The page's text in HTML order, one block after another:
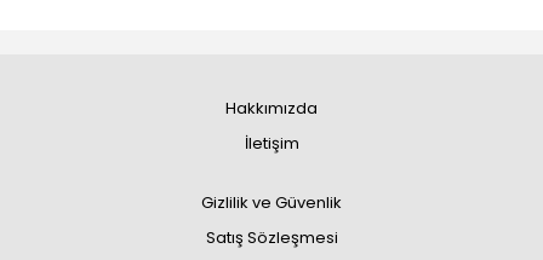
Hakkımızda
İletişim
Gizlilik ve Güvenlik
Satış Sözleşmesi